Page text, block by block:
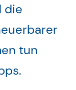
die
tun